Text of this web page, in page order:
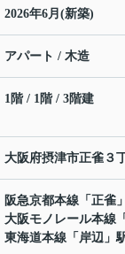
2026年6月(新築)
アパート / 木造
1階 / 1階 / 3階建
大阪府摂津市正雀 ３
阪急京都本線 「 正雀
大阪モノレール本線 「
東海道本線 「 岸辺 」